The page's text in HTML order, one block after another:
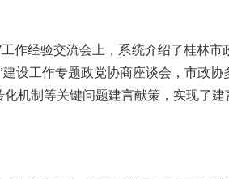
经验交流会上，系统介绍了桂林市
设工作专题政党协商座谈会，市政
机制等关键问题建言献策，实现了